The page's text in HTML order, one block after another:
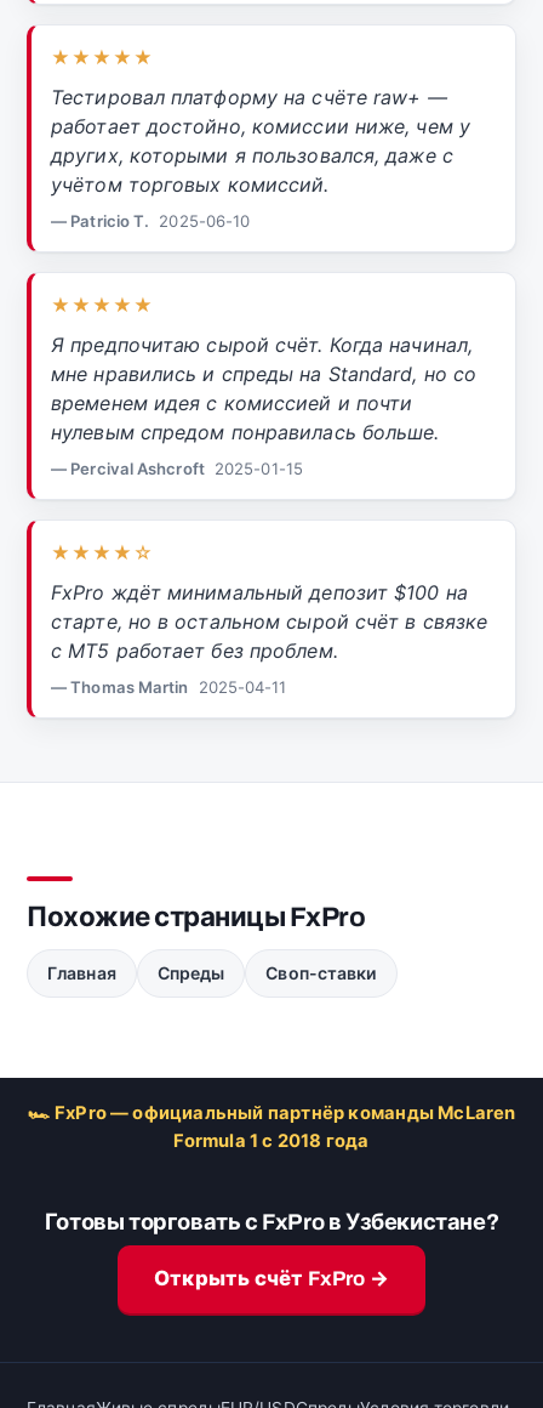
★★★★★
Тестировал платформу на счёте raw+ —
работает достойно, комиссии ниже, чем у
других, которыми я пользовался, даже с
учётом торговых комиссий.
— Patricio T. 2025-06-10
★★★★★
Я предпочитаю сырой счёт. Когда начинал,
мне нравились и спреды на Standard, но со
временем идея с комиссией и почти
нулевым спредом понравилась больше.
— Percival Ashcroft 2025-01-15
★★★★☆
FxPro ждёт минимальный депозит $100 на
старте, но в остальном сырой счёт в связке
с MT5 работает без проблем.
— Thomas Martin 2025-04-11
Похожие страницы FxPro
Главная Спреды Своп-ставки
🏎 FxPro — официальный партнёр команды McLaren
Formula 1 с 2018 года
Готовы торговать с FxPro в Узбекистане?
Открыть счёт FxPro →